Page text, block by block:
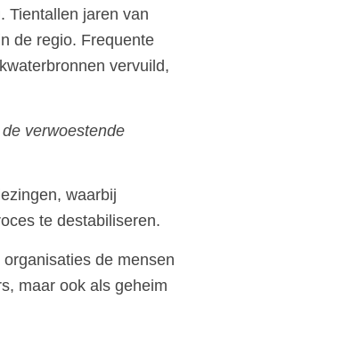
Tientallen jaren van
de regio. Frequente
vervuild,
verwoestende
waarbij
te destabiliseren.
de mensen
maar ook als geheim